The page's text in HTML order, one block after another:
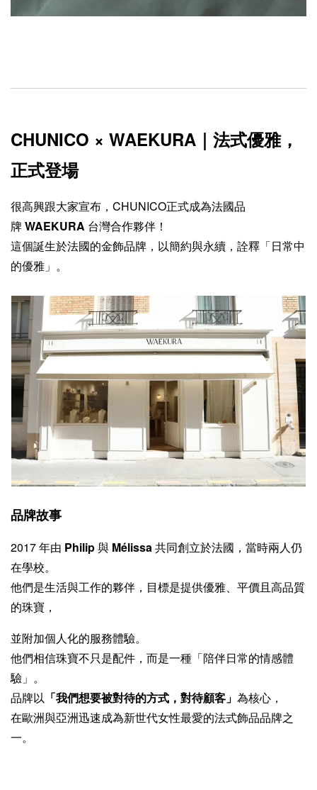
CHUNICO × WAEKURA｜法式優雅，
正式登場
很高興跟大家宣布，CHUNICO正式成為法國品
牌WAEKURA 台灣合作夥伴！
這個誕生於法國的金飾品牌，以簡約與永續，詮釋「日常中
的優雅」。
品牌故事
2017 年由 Philip與 Mélissa共同創立於法國，當時兩人仍
在學校。
他們是生活與工作的夥伴，目標是提供優雅、平價且高品質
的珠寶，
並附加個人化的服務體驗。
他們相信珠寶不只是配件，而是一種「陪伴日常的情感體
驗」。
品牌以 「我們想要被對待的方式，對待顧客」 為核心，
在歐洲與亞洲迅速成為新世代女性最愛的法式飾品品牌之
一。